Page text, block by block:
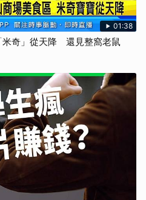
01:38
米奇」從天降 還見整窩老鼠